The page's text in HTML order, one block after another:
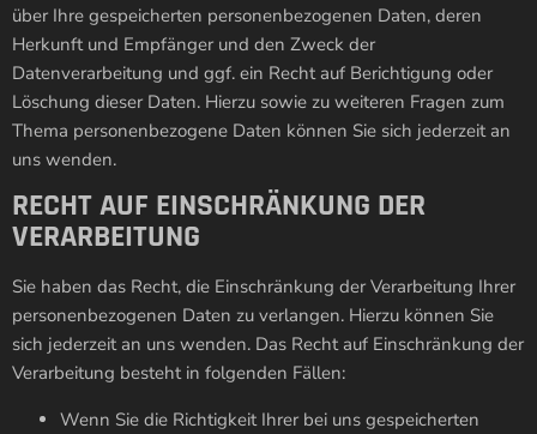
über Ihre gespeicherten personenbezogenen Daten, deren
Herkunft und Empfänger und den Zweck der
Datenverarbeitung und ggf. ein Recht auf Berichtigung oder
Löschung dieser Daten. Hierzu sowie zu weiteren Fragen zum
Thema personenbezogene Daten können Sie sich jederzeit an
uns wenden.
RECHT AUF EINSCHRÄNKUNG DER
VERARBEITUNG
Sie haben das Recht, die Einschränkung der Verarbeitung Ihrer
personenbezogenen Daten zu verlangen. Hierzu können Sie
sich jederzeit an uns wenden. Das Recht auf Einschränkung der
Verarbeitung besteht in folgenden Fällen:
Wenn Sie die Richtigkeit Ihrer bei uns gespeicherten